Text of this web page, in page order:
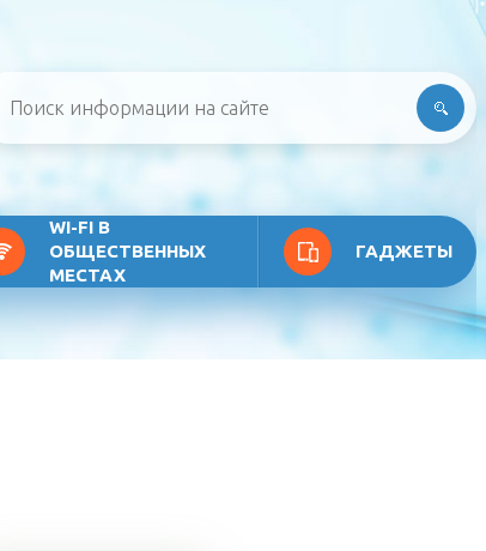
WI-FI В
ОБЩЕСТВЕННЫХ
МЕСТАХ
ГАДЖЕТЫ